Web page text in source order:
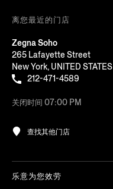
离您最近的门店
Zegna Soho
265 Lafayette Street
New York, UNITED STATES
212-471-4589
关闭时间 07:00 PM
查找其他门店
乐意为您效劳